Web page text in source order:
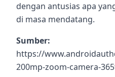
dengan antusias apa
di masa mendatang.
Sumber:
https://
200mp-zoom-camera-